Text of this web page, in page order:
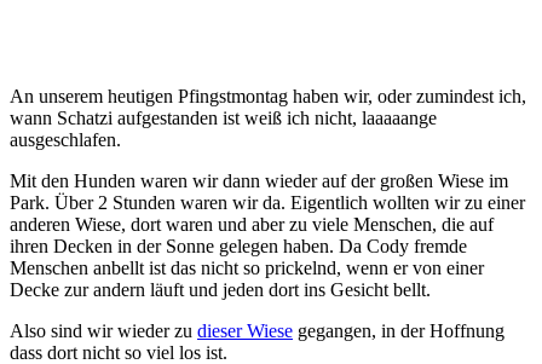
An unserem heutigen Pfingstmontag haben wir, oder zumindest ich,
wann Schatzi aufgestanden ist weiß ich nicht, laaaaange
ausgeschlafen.
Mit den Hunden waren wir dann wieder auf der großen Wiese im
Park. Über 2 Stunden waren wir da. Eigentlich wollten wir zu einer
anderen Wiese, dort waren und aber zu viele Menschen, die auf
ihren Decken in der Sonne gelegen haben. Da Cody fremde
Menschen anbellt ist das nicht so prickelnd, wenn er von einer
Decke zur andern läuft und jeden dort ins Gesicht bellt.
Also sind wir wieder zu dieser Wiese gegangen, in der Hoffnung
dass dort nicht so viel los ist.